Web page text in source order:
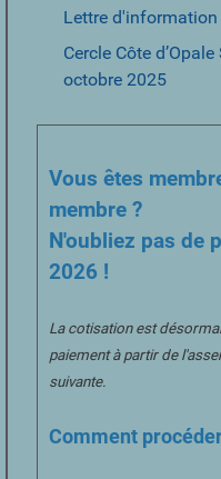
Lettre d'information
Cercle Côte
octobre 2025
Vous êtes
membre ?
N'oubliez pas de
2026 !
La cotisation est
paiement à partir de
suivante.
Comment